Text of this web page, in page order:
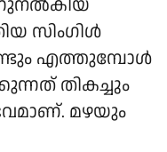
സിംഗിൾ
എത്തുമ്പോൾ
തികച്ചും
മഴയും